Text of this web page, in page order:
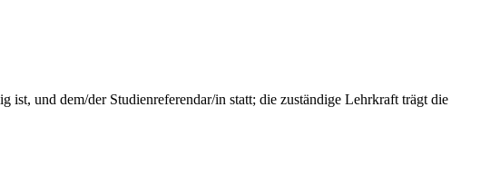
und dem/der Studienreferendar/in statt; die zuständige Lehrkraft trägt die